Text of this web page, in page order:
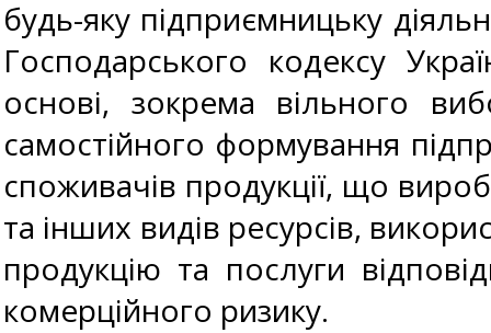
будь-яку підприємницьку
Господарського кодексу
основі, зокрема вільного
самостійного формування
споживачів продукції, що
та інших видів ресурсів,
продукцію та послуги
комерційного ризику.